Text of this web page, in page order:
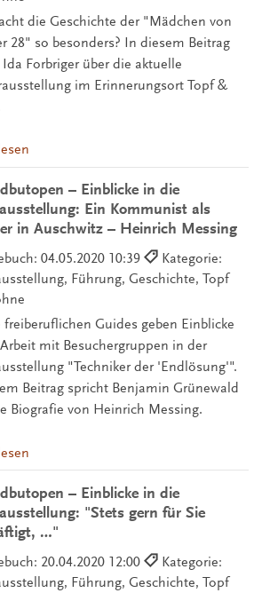
die Geschichte der "Mädchen von
28" so besonders? In diesem Beitrag
Forbriger über die aktuelle
im Erinnerungsort Topf &
– Einblicke in die
Ein Kommunist als
in Auschwitz – Heinrich Messing
04.05.2020 10:39
Kategorie:
Führung, Geschichte, Topf
freiberuflichen Guides geben Einblicke
mit Besuchergruppen in der
"Techniker der 'Endlösung'".
Beitrag spricht Benjamin Grünewald
Biografie von Heinrich Messing.
– Einblicke in die
"Stets gern für Sie
…"
20.04.2020 12:00
Kategorie:
Führung, Geschichte, Topf